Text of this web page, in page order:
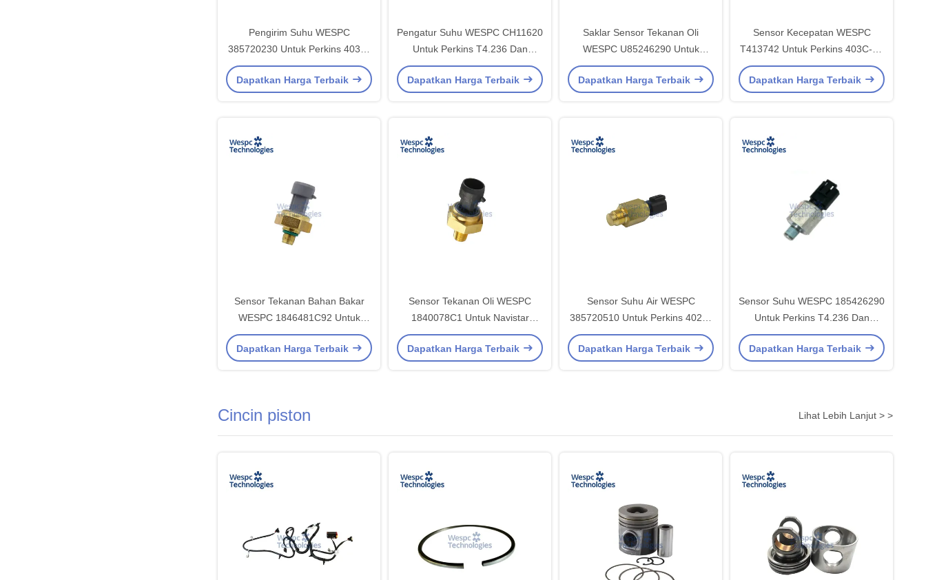
Pengirim Suhu WESPC
385720230 Untuk Perkins 403D-
15 404D-22 404D-22T 804D-33T
Dapatkan Harga Terbaik
Pengatur Suhu WESPC CH11620
Untuk Perkins T4.236 Dan
AT4.236
Dapatkan Harga Terbaik
Saklar Sensor Tekanan Oli
WESPC U85246290 Untuk
Perkins 403D-07 403D-15 403D-
15T
Dapatkan Harga Terbaik
Sensor Kecepatan WESPC
T413742 Untuk Perkins 403C-15
403D-15 403D-15T 404D-22
Dapatkan Harga Terbaik
Sensor Tekanan Bahan Bakar
WESPC 1846481C92 Untuk
Navistar DT466E DT530E I530E
DT466 7.3 L
Dapatkan Harga Terbaik
Sensor Tekanan Oli WESPC
1840078C1 Untuk Navistar
DT466E DT530E I530E
Dapatkan Harga Terbaik
Sensor Suhu Air WESPC
385720510 Untuk Perkins 402D-
05 403C-15 403D-07
Dapatkan Harga Terbaik
Sensor Suhu WESPC 185426290
Untuk Perkins T4.236 Dan
AT4.236
Dapatkan Harga Terbaik
Cincin piston Lihat Lebih Lanjut > >